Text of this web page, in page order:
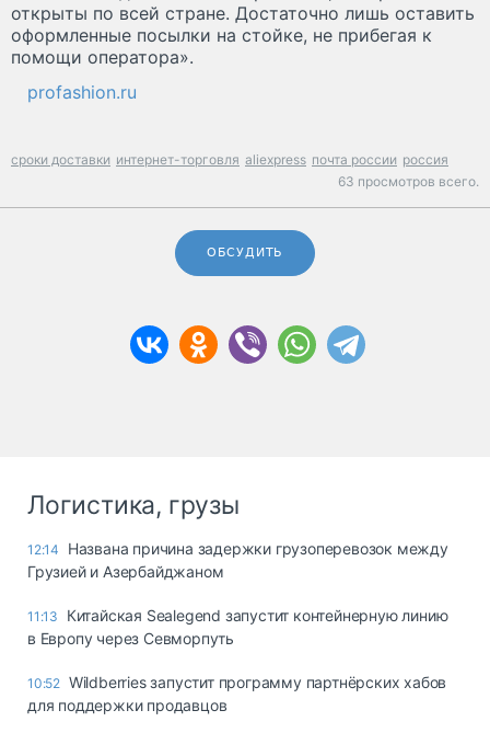
открыты по всей стране. Достаточно лишь оставить
оформленные посылки на стойке, не прибегая к
помощи оператора».
profashion.ru
сроки доставки интернет-торговля aliexpress почта россии россия
63 просмотров всего.
ОБСУДИТЬ
Логистика, грузы
12:14
Названа причина задержки грузоперевозок между
Грузией и Азербайджаном
11:13
Китайская Sealegend запустит контейнерную линию
в Европу через Севморпуть
10:52 Wildberries запустит программу партнёрских хабов
для поддержки продавцов